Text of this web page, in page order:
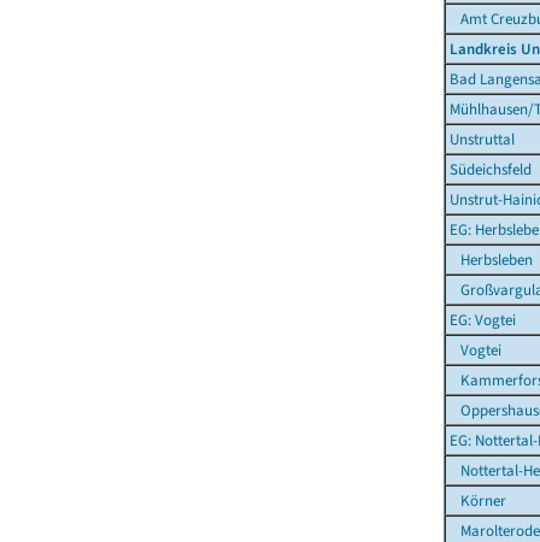
Amt
Landkreis
Bad
Mühlhausen/
Unstruttal
Südeichsfeld
Unstrut-
EG:
Herbsleben
EG: Vogtei
Vogtei
EG:
Nottertal-
Körner
Marolterode